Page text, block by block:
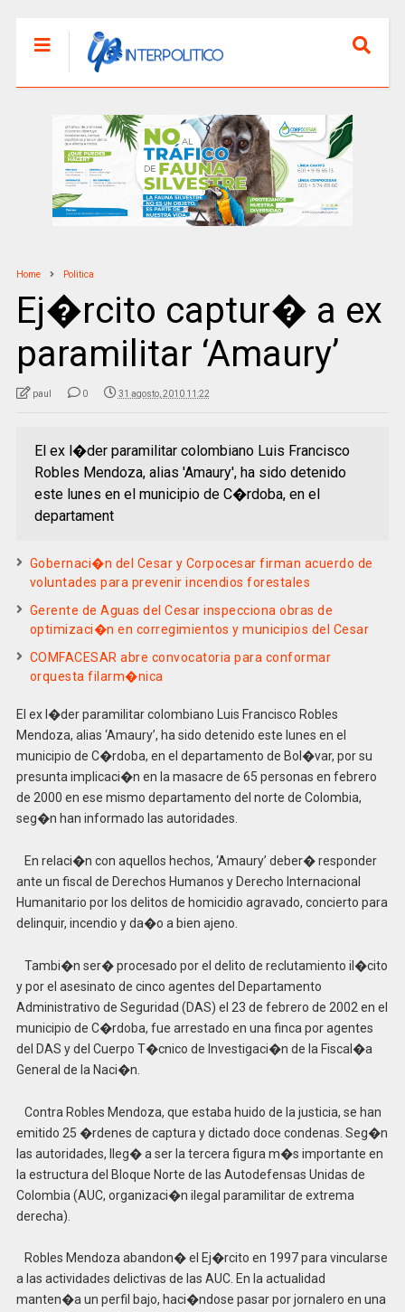
Home Politica
Ej�rcito captur� a ex
paramilitar ‘Amaury’
paul 0 31 agosto, 2010 11:22
El ex l�der paramilitar colombiano Luis Francisco
Robles Mendoza, alias 'Amaury', ha sido detenido
este lunes en el municipio de C�rdoba, en el
departament
Gobernaci�n del Cesar y Corpocesar firman acuerdo de
voluntades para prevenir incendios forestales
Gerente de Aguas del Cesar inspecciona obras de
optimizaci�n en corregimientos y municipios del Cesar
COMFACESAR abre convocatoria para conformar
orquesta filarm�nica
El ex l�der paramilitar colombiano Luis Francisco Robles
Mendoza, alias ‘Amaury’, ha sido detenido este lunes en el
municipio de C�rdoba, en el departamento de Bol�var, por su
presunta implicaci�n en la masacre de 65 personas en febrero
de 2000 en ese mismo departamento del norte de Colombia,
seg�n han informado las autoridades.
En relaci�n con aquellos hechos, ‘Amaury’ deber� responder
ante un fiscal de Derechos Humanos y Derecho Internacional
Humanitario por los delitos de homicidio agravado, concierto para
delinquir, incendio y da�o a bien ajeno.
Tambi�n ser� procesado por el delito de reclutamiento il�cito
y por el asesinato de cinco agentes del Departamento
Administrativo de Seguridad (DAS) el 23 de febrero de 2002 en el
municipio de C�rdoba, fue arrestado en una finca por agentes
del DAS y del Cuerpo T�cnico de Investigaci�n de la Fiscal�a
General de la Naci�n.
Contra Robles Mendoza, que estaba huido de la justicia, se han
emitido 25 �rdenes de captura y dictado doce condenas. Seg�n
las autoridades, lleg� a ser la tercera figura m�s importante en
la estructura del Bloque Norte de las Autodefensas Unidas de
Colombia (AUC, organizaci�n ilegal paramilitar de extrema
derecha).
Robles Mendoza abandon� el Ej�rcito en 1997 para vincularse
a las actividades delictivas de las AUC. En la actualidad
manten�a un perfil bajo, haci�ndose pasar por jornalero en una